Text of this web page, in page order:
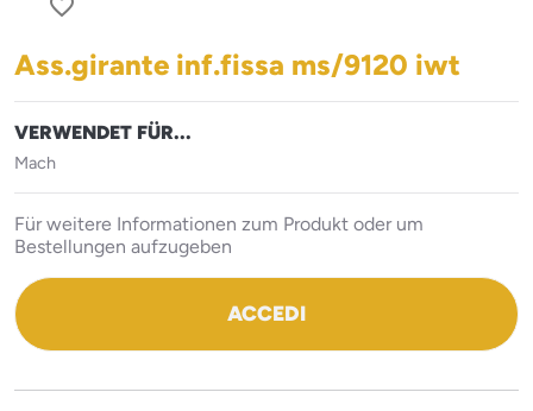
Ass.girante inf.fissa ms/9120 iwt
VERWENDET FÜR...
Mach
Für weitere Informationen zum Produkt oder um
Bestellungen aufzugeben
ACCEDI